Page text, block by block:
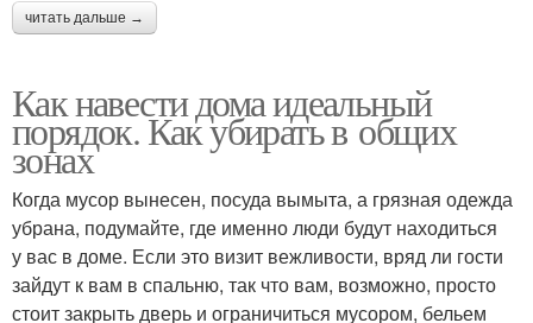
читать дальше →
Как навести дома идеальный
порядок. Как убирать в общих
зонах
Когда мусор вынесен, посуда вымыта, а грязная одежда
убрана, подумайте, где именно люди будут находиться
у вас в доме. Если это визит вежливости, вряд ли гости
зайдут к вам в спальню, так что вам, возможно, просто
стоит закрыть дверь и ограничиться мусором, бельем